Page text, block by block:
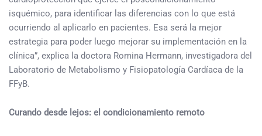
isquémico, para identificar las diferencias con lo que está
ocurriendo al aplicarlo en pacientes. Esa será la mejor
estrategia para poder luego mejorar su implementación en la
clínica”, explica la doctora Romina Hermann, investigadora del
Laboratorio de Metabolismo y Fisiopatología Cardíaca de la
FFyB.
Curando desde lejos: el condicionamiento remoto